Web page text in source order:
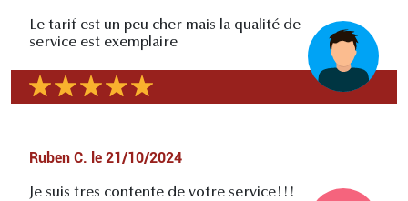
Le tarif est un peu cher mais la qualité de
service est exemplaire
Ruben C. le 21/10/2024
Je suis tres contente de votre service!!!